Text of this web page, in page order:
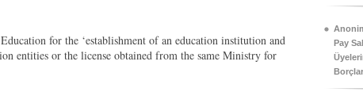
for the ‘establishment of an education institution and
entities or the license obtained from the same Ministry for
Pay